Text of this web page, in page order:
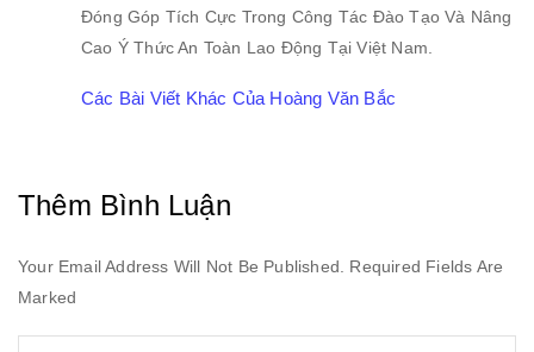
Đóng Góp Tích Cực Trong Công Tác Đào Tạo Và Nâng
Cao Ý Thức An Toàn Lao Động Tại Việt Nam.
Các Bài Viết Khác Của Hoàng Văn Bắc
Thêm Bình Luận
Your Email Address Will Not Be Published. Required Fields Are
Marked